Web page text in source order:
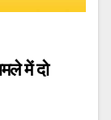
में दो